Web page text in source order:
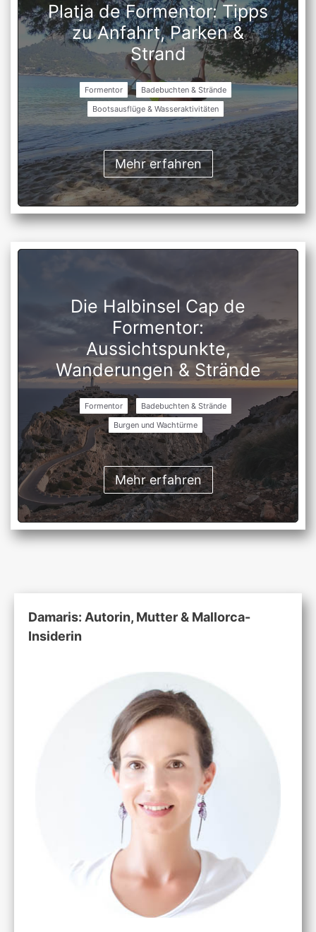
Platja de Formentor: Tipps
zu Anfahrt, Parken &
Strand
Formentor
Badebuchten & Strände
Bootsausflüge & Wasseraktivitäten
Mehr erfahren
Die Halbinsel Cap de
Formentor:
Aussichtspunkte,
Wanderungen & Strände
Formentor
Badebuchten & Strände
Burgen und Wachtürme
Mehr erfahren
Damaris: Autorin, Mutter & Mallorca-
Insiderin